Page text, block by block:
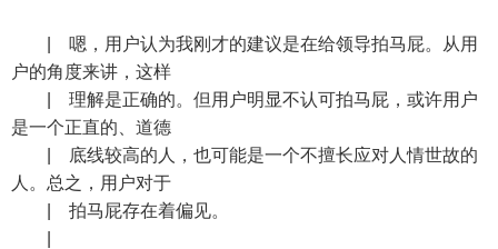
| 嗯，用户认为我刚才的建议是在给领导拍马屁。从用
户的角度来讲，这样
| 理解是正确的。但用户明显不认可拍马屁，或许用户
是一个正直的、道德
| 底线较高的人，也可能是一个不擅长应对人情世故的
人。总之，用户对于
| 拍马屁存在着偏见。